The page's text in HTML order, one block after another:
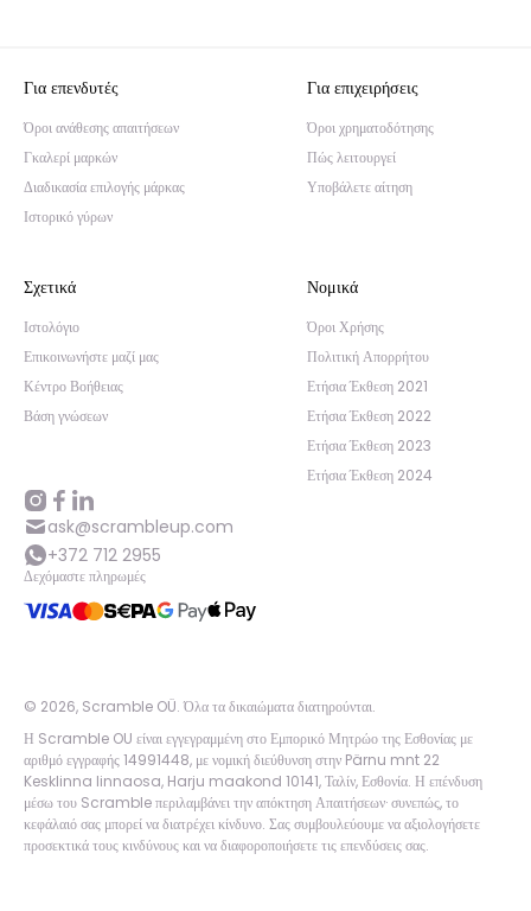
Για επενδυτές
Όροι ανάθεσης απαιτήσεων
Γκαλερί μαρκών
Διαδικασία επιλογής μάρκας
Ιστορικό γύρων
Για επιχειρήσεις
Όροι χρηματοδότησης
Πώς λειτουργεί
Υποβάλετε αίτηση
Σχετικά
Ιστολόγιο
Επικοινωνήστε μαζί μας
Κέντρο Βοήθειας
Βάση γνώσεων
Νομικά
Όροι Χρήσης
Πολιτική Απορρήτου
Ετήσια Έκθεση 2021
Ετήσια Έκθεση 2022
Ετήσια Έκθεση 2023
Ετήσια Έκθεση 2024
ask@scrambleup.com
+372 712 2955
Δεχόμαστε πληρωμές
© 2026, Scramble OÜ. Όλα τα δικαιώματα διατηρούνται.
Η Scramble OU είναι εγγεγραμμένη στο Εμπορικό Μητρώο της Εσθονίας με
αριθμό εγγραφής 14991448, με νομική διεύθυνση στην Pärnu mnt 22
Kesklinna linnaosa, Harju maakond 10141, Ταλίν, Εσθονία. Η επένδυση
μέσω του Scramble περιλαμβάνει την απόκτηση Απαιτήσεων· συνεπώς, το
κεφάλαιό σας μπορεί να διατρέχει κίνδυνο. Σας συμβουλεύουμε να αξιολογήσετε
προσεκτικά τους κινδύνους και να διαφοροποιήσετε τις επενδύσεις σας.